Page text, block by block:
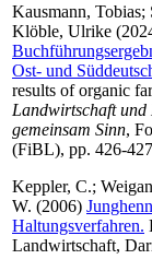
Kausmann, Tobias;
Klöble, Ulrike
Ost- und
results of organic
Landwirtschaft
gemeinsam Sinn,
(FiBL), pp. 426-
Keppler, C.;
W. (2006)
Haltungsverfahren.
Landwirtschaft,